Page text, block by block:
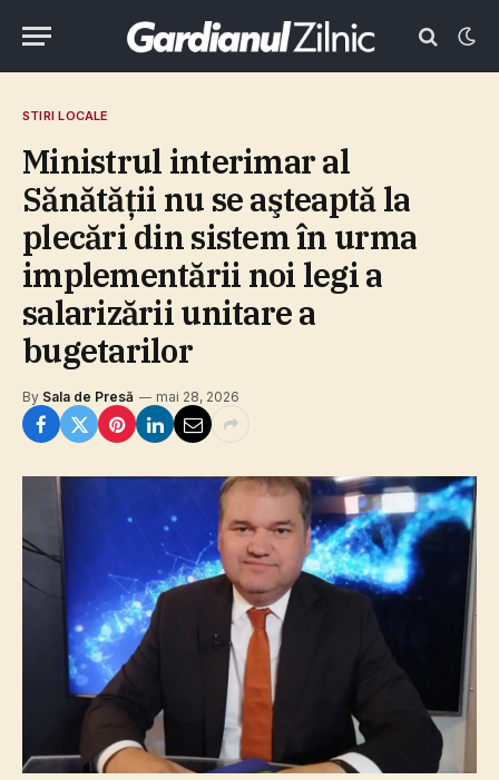
STIRI LOCALE
Ministrul interimar al
Sănătăţii nu se aşteaptă la
plecări din sistem în urma
implementării noi legi a
salarizării unitare a
bugetarilor
By Sala de Presă mai 28, 2026